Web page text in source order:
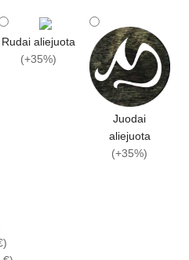
Rudai aliejuota
(+35%)
Juodai
aliejuota
(+35%)